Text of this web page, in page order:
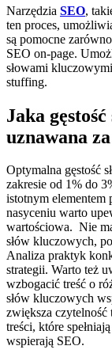
Narzędzia SEO,
ten proces,
są pomocne
SEO on-page.
słowami
stuffing.
Jaka
uznawana
Optymalna gęstość
zakresie od 1% do
istotnym elementem
nasyceniu warto
wartościowa. Nie
słów kluczowych,
Analiza praktyk
strategii. Warto też
wzbogacić treść o
słów kluczowych
zwiększa
treści, które
wspierają SEO.